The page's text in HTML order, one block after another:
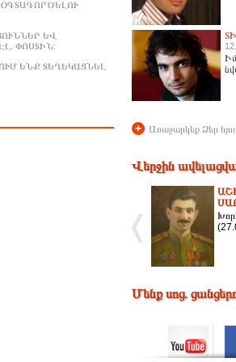
ԵՎ
ՓՈՍՏԻՆ:
ԵՆՔ ՏԵՂԵԿԱՑՆԵԼ
+ Առաջարկեք Ձեր
Վերջին
Մենք սոց.